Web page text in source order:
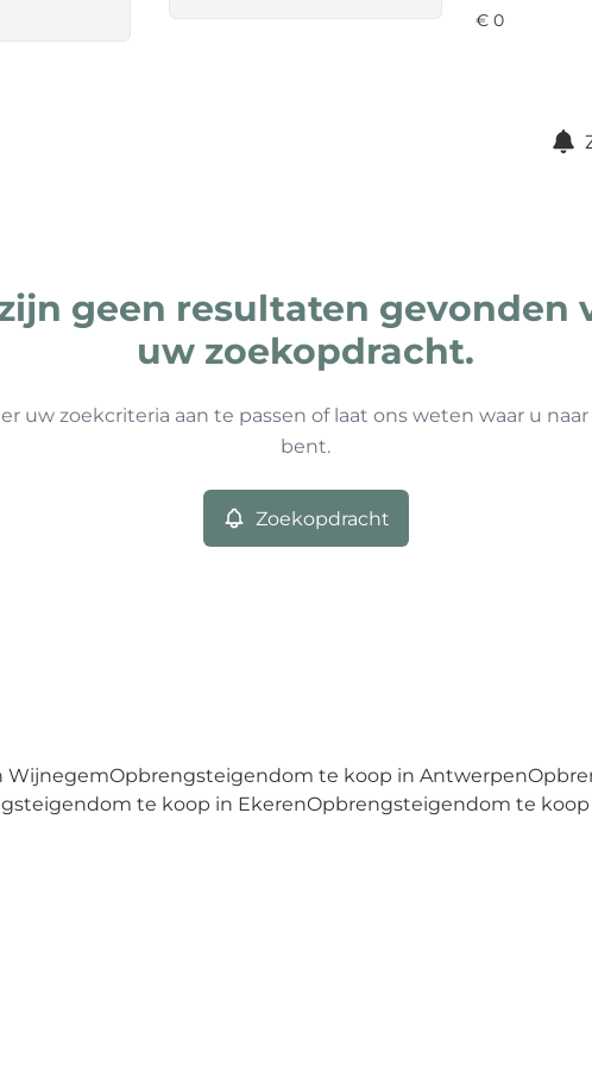
geen resultaten gevonden
uw zoekopdracht.
uw zoekcriteria aan te passen of laat ons weten waar u
bent.
Zoekopdracht
WijnegemOpbrengsteigendom te koop in Antwerpen
te koop in EkerenOpbrengsteigendom te